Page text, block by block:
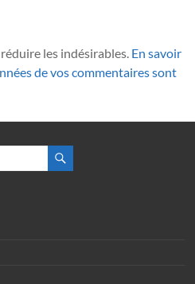
les indésirables. En savoir
de vos commentaires sont